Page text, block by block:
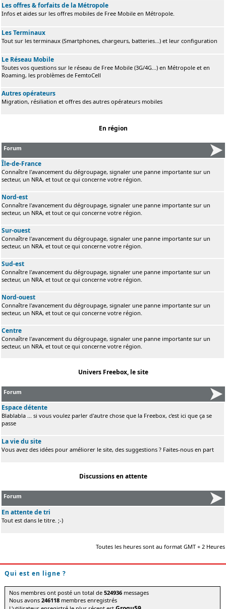
Les offres & forfaits de la Métropole
Infos et aides sur les offres mobiles de Free Mobile en Métropole.
Les Terminaux
Tout sur les terminaux (Smartphones, chargeurs, batteries...) et leur configuration
Le Réseau Mobile
Toutes vos questions sur le réseau de Free Mobile (3G/4G...) en Métropole et en
Roaming, les problèmes de FemtoCell
Autres opérateurs
Migration, résiliation et offres des autres opérateurs mobiles
En région
Forum
Île-de-France
Connaître l'avancement du dégroupage, signaler une panne importante sur un
secteur, un NRA, et tout ce qui concerne votre région.
Nord-est
Connaître l'avancement du dégroupage, signaler une panne importante sur un
secteur, un NRA, et tout ce qui concerne votre région.
Sur-ouest
Connaître l'avancement du dégroupage, signaler une panne importante sur un
secteur, un NRA, et tout ce qui concerne votre région.
Sud-est
Connaître l'avancement du dégroupage, signaler une panne importante sur un
secteur, un NRA, et tout ce qui concerne votre région.
Nord-ouest
Connaître l'avancement du dégroupage, signaler une panne importante sur un
secteur, un NRA, et tout ce qui concerne votre région.
Centre
Connaître l'avancement du dégroupage, signaler une panne importante sur un
secteur, un NRA, et tout ce qui concerne votre région.
Univers Freebox, le site
Forum
Espace détente
Blablabla ... si vous voulez parler d'autre chose que la Freebox, c'est ici que ça se
passe
La vie du site
Vous avez des idées pour améliorer le site, des suggestions ? Faites-nous en part
Discussions en attente
Forum
En attente de tri
Tout est dans le titre. ;-)
Toutes les heures sont au format GMT + 2 Heures
Qui est en ligne ?
Nos membres ont posté un total de524936 messages
Nous avons246118 membres enregistrés